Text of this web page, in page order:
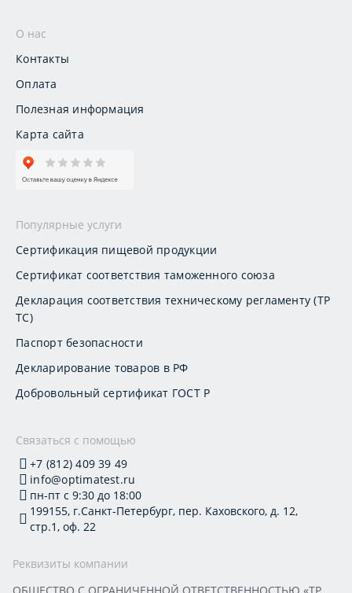
О нас
Контакты
Оплата
Полезная информация
Карта сайта
Популярные услуги
Сертификация пищевой продукции
Сертификат соответствия таможенного союза
Декларация соответствия техническому регламенту (ТР
ТС)
Паспорт безопасности
Декларирование товаров в РФ
Добровольный сертификат ГОСТ Р
Связаться с помощью
+7 (812) 409 39 49
info@optimatest.ru
пн-пт с 9:30 до 18:00
199155, г.Санкт-Петербург, пер. Каховского, д. 12,
стр.1, оф. 22
Реквизиты компании